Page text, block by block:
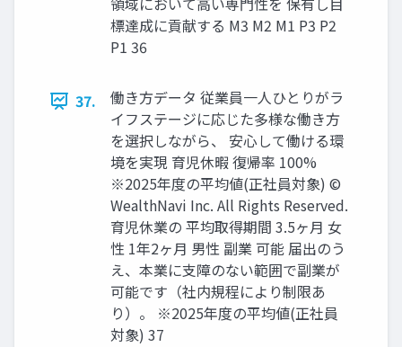
標達成に貢献する M3 M2 M1 P3 P2
P1 36
37.
働き⽅データ 従業員⼀⼈ひとりがラ
イフステージに応じた多様な働き⽅
を選択しながら、 安⼼して働ける環
境を実現 育児休暇 復帰率 100%
※2025年度の平均値(正社員対象) ©
WealthNavi Inc. All Rights Reserved.
育児休業の 平均取得期間 3.5ヶ⽉ ⼥
性 1年2ヶ⽉ 男性 副業 可能 届出のう
え、本業に⽀障のない範囲で副業が
可能です（社内規程により制限あ
り）。 ※2025年度の平均値(正社員
対象) 37